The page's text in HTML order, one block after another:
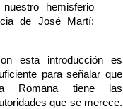
hemisferio
de José Martí:
esta introducción es
para señalar que
Romana tiene las
que se merece.